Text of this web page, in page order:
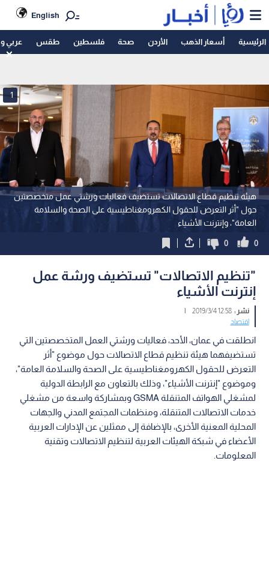
English
الرئيسية أسعار الذهب الأردن صحة فلسطين طقس عربي
هيئة تنظيم قطاع الاتصالات تستضيف فعاليات ورشتي عمل متخصصتين
حول "أثر التعرض للحقول الكهرومغناطيسية على الصحة والسلامة
العامة"، وإنترنت الأشياء
1
0
0
"تنظيم الاتصالات" تستضيف ورشة عمل
إنترنت الأشياء
نشر :12:58 2019/3/4
|
اقتصاد
انطلقت في عمان، الأحد، فعاليات ورشتي العمل المتخصصتين التي
تستضيفهما هيئة تنظيم قطاع الاتصالات حول موضوع "أثر
التعرض للحقول الكهرومغناطيسية على الصحة والسلامة العامة"،
وموضوع "إنترنت الأشياء"، وذلك بالتعاون مع الرابطة الدولية
لمشغلي الهواتف المتنقلة GSMA وبمشاركة واسعة من مشغلي
خدمات الاتصالات المتنقلة، ومنظمات المجتمع المدني والجهات
المحلية المعنية الأخرى، بالإضافة إلى ممثلين عن الإدارات العربية
الأعضاء في شبكة الهيئات العربية لتنظيم الاتصالات وتقنية
المعلومات.